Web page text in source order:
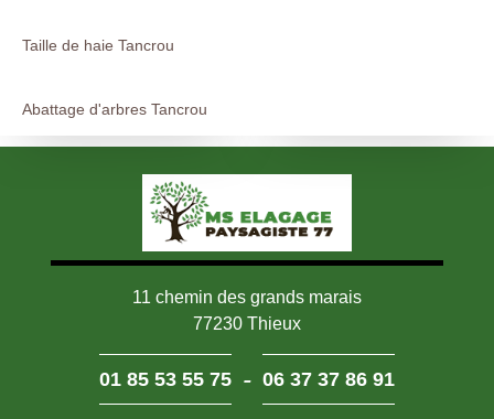
Taille de haie Tancrou
Abattage d'arbres Tancrou
11 chemin des grands marais
77230 Thieux
01 85 53 55 75 - 06 37 37 86 91